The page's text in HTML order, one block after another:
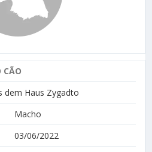
CÃO
dem Haus Zygadto
Macho
03/06/2022